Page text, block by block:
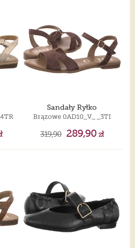
Sandały Ryłko
Brązowe 0AD10_V_ _3TI
319,90 289,90zł